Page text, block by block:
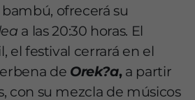
ofrecerá su
a las 20:30 horas. El
el festival cerrará en el
de Orek?a,a partir
con su mezcla de músicos